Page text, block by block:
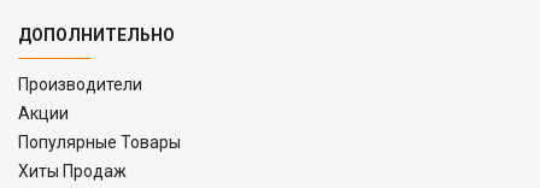
ДОПОЛНИТЕЛЬНО
Производители
Акции
Популярные Товары
Хиты Продаж